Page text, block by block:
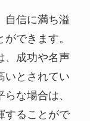
自信に満ち溢
できます。
、成功や名声
いとされてい
な場合は、
することがで